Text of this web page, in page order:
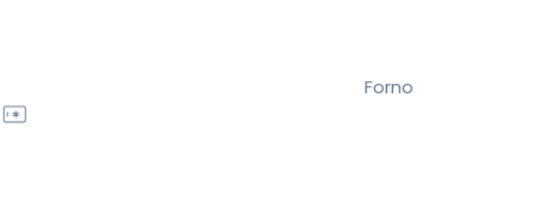
Forno